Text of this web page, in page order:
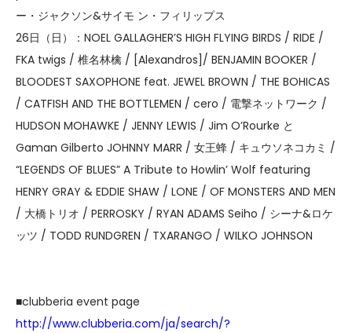
ー・ジャクソン&サイモ ン・フィリップス
26日（日）：NOEL GALLAGHER’S HIGH FLYING BIRDS / RIDE /
FKA twigs / 椎名林檎 / [Alexandros]/ BENJAMIN BOOKER /
BLOODEST SAXOPHONE feat. JEWEL BROWN / THE BOHICAS
/ CATFISH AND THE BOTTLEMEN / cero / 電撃ネットワーク /
HUDSON MOHAWKE / JENNY LEWIS / Jim O’Rourke と
Gaman Gilberto JOHNNY MARR / 女王蜂 / キュウソネコカミ /
“LEGENDS OF BLUES” A Tribute to Howlin’ Wolf featuring
HENRY GRAY & EDDIE SHAW / LONE / OF MONSTERS AND MEN
/ 大橋トリオ / PERROSKY / RYAN ADAMS Seiho / シーナ&ロケ
ッツ / TODD RUNDGREN / TXARANGO / WILKO JOHNSON
■clubberia event page
http://www.clubberia.com/ja/search/?